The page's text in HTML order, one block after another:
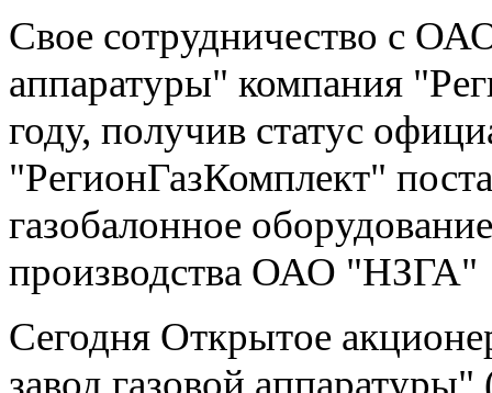
Свое сотрудничество с
аппаратуры" компания
году, получив статус
"РегионГазКомплект"
газобалонное
производства ОАО "НЗГА"
Сегодня Открытое